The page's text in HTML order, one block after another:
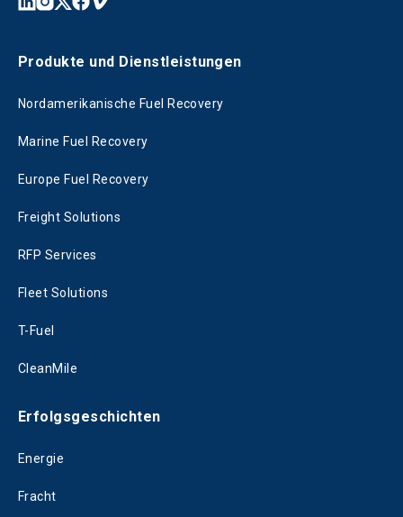
Produkte und Dienstleistungen
Nordamerikanische Fuel Recovery
Marine Fuel Recovery
Europe Fuel Recovery
Freight Solutions
RFP Services
Fleet Solutions
T-Fuel
CleanMile
Erfolgsgeschichten
Energie
Fracht